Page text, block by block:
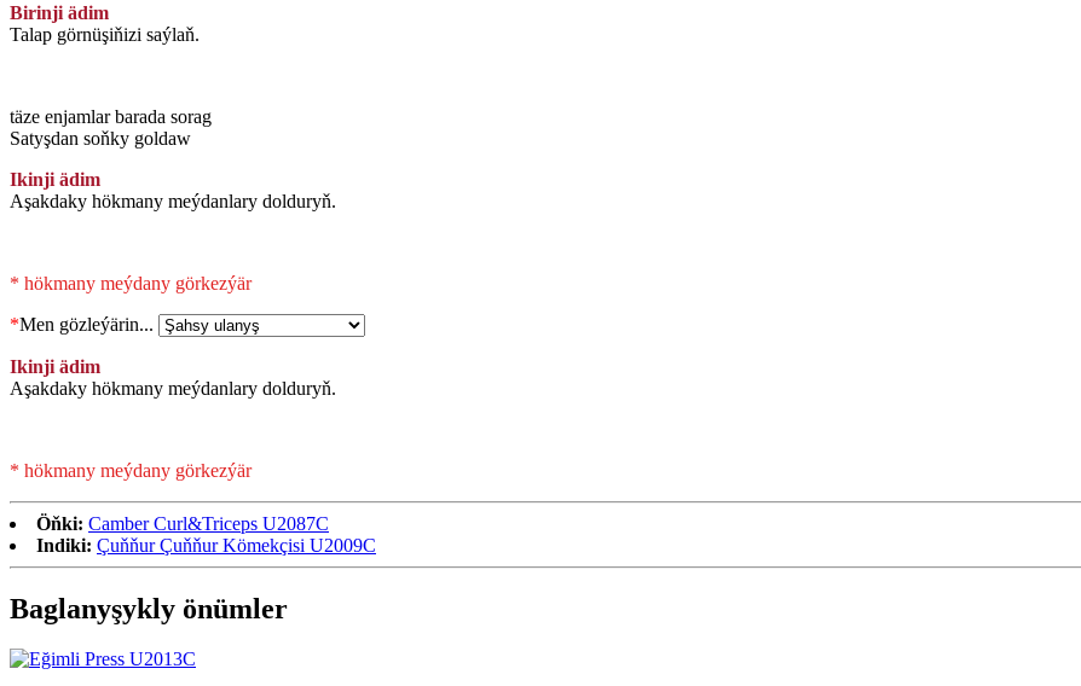
Birinji ädim
Talap görnüşiňizi saýlaň.
täze enjamlar barada sorag
Satyşdan soňky goldaw
Ikinji ädim
Aşakdaky hökmany meýdanlary dolduryň.
* hökmany meýdany görkezýär
*Men gözleýärin...
Ikinji ädim
Aşakdaky hökmany meýdanlary dolduryň.
* hökmany meýdany görkezýär
Öňki: Camber Curl&Triceps U2087C
Indiki: Çuňňur Çuňňur Kömekçisi U2009C
Baglanyşykly önümler